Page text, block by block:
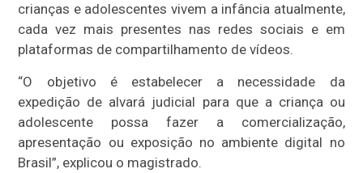
crianças e adolescentes vivem a infância atualmente,
cada vez mais presentes nas redes sociais e em
plataformas de compartilhamento de vídeos.
“O objetivo é estabelecer a necessidade da
expedição de alvará judicial para que a criança ou
adolescente possa fazer a comercialização,
apresentação ou exposição no ambiente digital no
Brasil”, explicou o magistrado.